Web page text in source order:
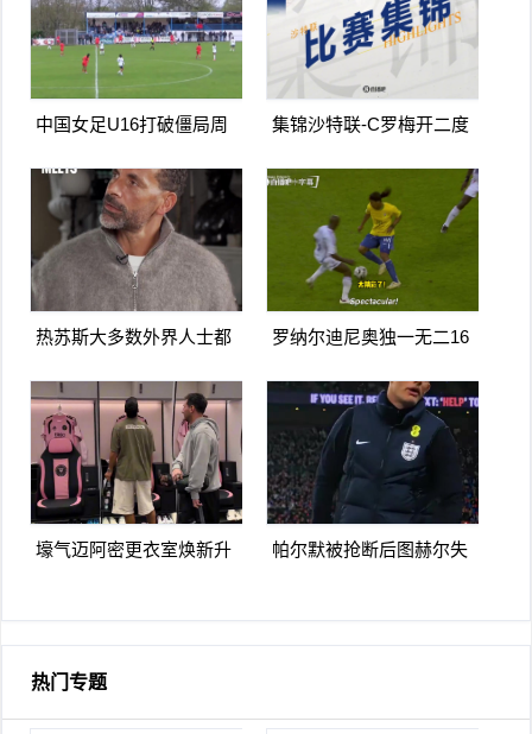
中国女足U16打破僵局周
远角破门
集锦沙特联-C罗梅开二度
热苏斯大多数外界人士都
么
罗纳尔迪尼奥独一无二16
糕时刻
壕气迈阿密更衣室焕新升
帕尔默被抢断后图赫尔失
破门
热门专题